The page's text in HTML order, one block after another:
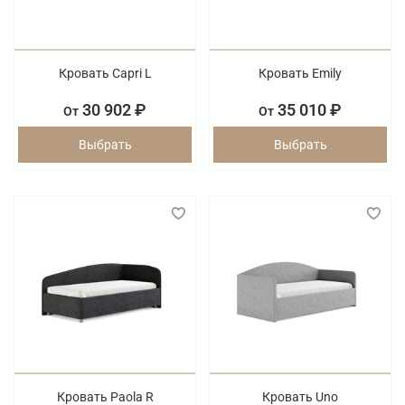
Кровать Capri L
От 30 902 ₽
Выбрать
Кровать Emily
От 35 010 ₽
Выбрать
Кровать Paola R Кровать Uno